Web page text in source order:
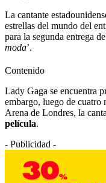
La cantante
estrellas del mundo del
para la segunda entrega
moda’.
Contenido
Lady Gaga se encuentra
embargo, luego de cuatro
Arena de Londres, la
película.
- Publicidad -